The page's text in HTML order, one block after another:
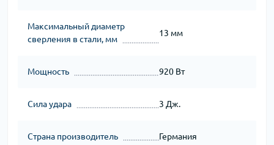
Максимальный диаметр
сверления в стали, мм
13 мм
Мощность 920 Вт
Сила удара 3 Дж.
Страна производитель Германия